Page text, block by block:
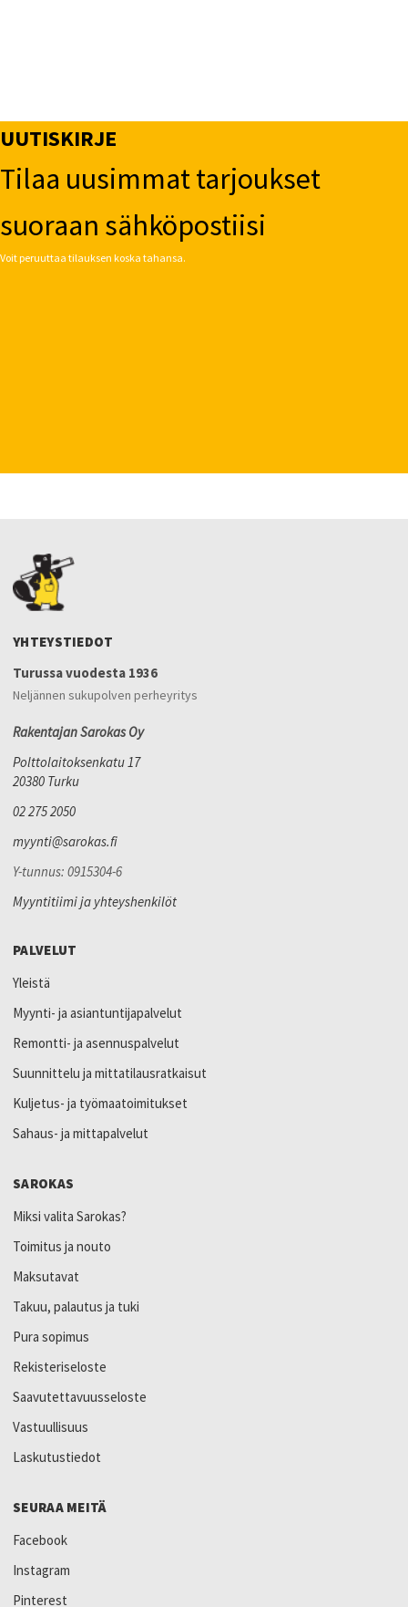
UUTISKIRJE
Tilaa uusimmat tarjoukset
suoraan sähköpostiisi
Voit peruuttaa tilauksen koska tahansa.
YHTEYSTIEDOT
Turussa vuodesta 1936
Neljännen sukupolven perheyritys
Rakentajan Sarokas Oy
Polttolaitoksenkatu 17
20380 Turku
02 275 2050
myynti@sarokas.fi
Y-tunnus: 0915304-6
Myyntitiimi ja yhteyshenkilöt
PALVELUT
Yleistä
Myynti- ja asiantuntijapalvelut
Remontti- ja asennuspalvelut
Suunnittelu ja mittatilausratkaisut
Kuljetus- ja työmaatoimitukset
Sahaus- ja mittapalvelut
SAROKAS
Miksi valita Sarokas?
Toimitus ja nouto
Maksutavat
Takuu, palautus ja tuki
Pura sopimus
Rekisteriseloste
Saavutettavuusseloste
Vastuullisuus
Laskutustiedot
SEURAA MEITÄ
Facebook
Instagram
Pinterest